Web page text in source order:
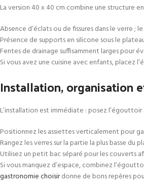
La version 40 x 40 cm combine une structure
Absence d’éclats ou de fissures dans le verre
Présence de supports en silicone sous le
Fentes de drainage suffisamment larges pour
Si vous avez une cuisine avec enfants,
Installation, organisation
L’installation est immédiate : posez l’égouttoir
Positionnez les assiettes verticalement pour
Rangez les verres sur la partie la plus basse
Utilisez un petit bac séparé pour les couverts
Si vous manquez d’espace, combinez
gastronomie choisirdonne de bons repères